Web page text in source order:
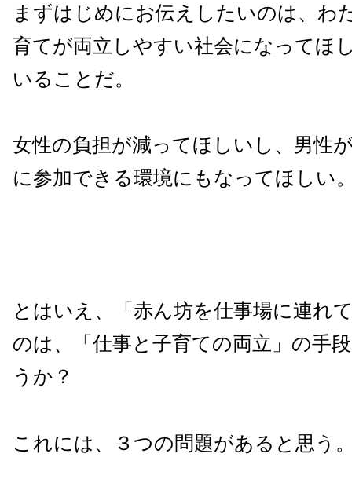
まずはじめにお伝えしたいのは、わ
育てが両立しやすい社会になってほ
いることだ。
女性の負担が減ってほしいし、男性
に参加できる環境にもなってほしい
とはいえ、「赤ん坊を仕事場に連れ
のは、「仕事と子育ての両立」の手
うか？
これには、３つの問題があると思う